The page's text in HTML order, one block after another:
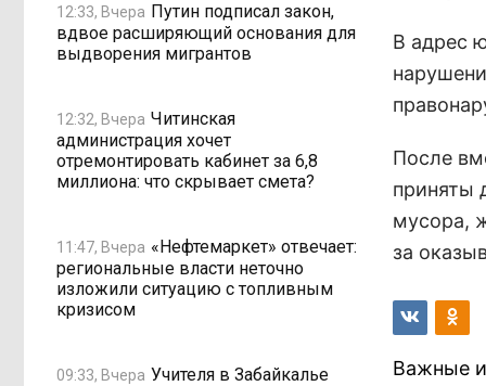
12:33, Вчера Путин подписал закон,
вдвое расширяющий основания для
выдворения мигрантов
12:32, Вчера Читинская
администрация хочет
отремонтировать кабинет за 6,8
миллиона: что скрывает смета?
11:47, Вчера «Нефтемаркет» отвечает:
региональные власти неточно
изложили ситуацию с топливным
кризисом
09:33, Вчера Учителя в Забайкалье
В адрес
После
приняты
мусора,
за
Важные